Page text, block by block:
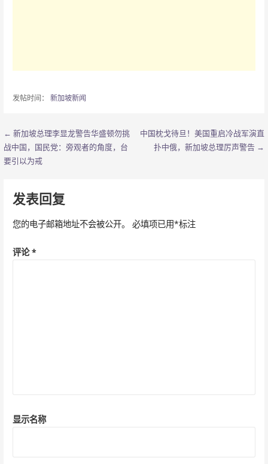
发帖时间： 新加坡新闻
文
章
航
← 新加坡总理李显龙警告华盛顿勿挑
战中国，国民党：旁观者的角度，台
要引以为戒
中国枕戈待旦！美国重启冷战军演直
扑中俄，新加坡总理厉声警告 →
发表回复
您的电子邮箱地址不会被公开。 必填项已用*标注
评论*
显示名称